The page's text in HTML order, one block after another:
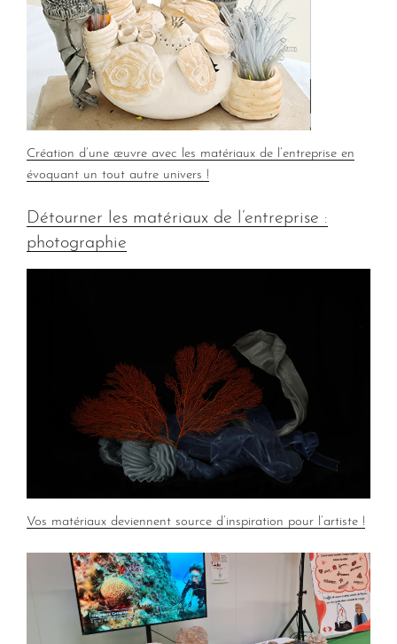
Création d’une œuvre avec les matériaux de l’entreprise en
évoquant un tout autre univers !
Détourner les matériaux de l’entreprise :
photographie
Vos matériaux deviennent source d’inspiration pour l’artiste !